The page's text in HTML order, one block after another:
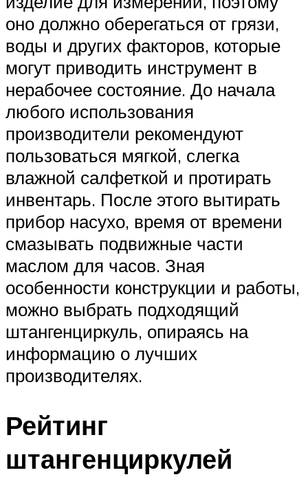
оно должно оберегаться от грязи,
воды и других факторов, которые
могут приводить инструмент в
нерабочее состояние. До начала
любого использования
производители рекомендуют
пользоваться мягкой, слегка
влажной салфеткой и протирать
инвентарь. После этого вытирать
прибор насухо, время от времени
смазывать подвижные части
маслом для часов. Зная
особенности конструкции и работы,
можно выбрать подходящий
штангенциркуль, опираясь на
информацию о лучших
производителях.
Рейтинг
штангенциркулей